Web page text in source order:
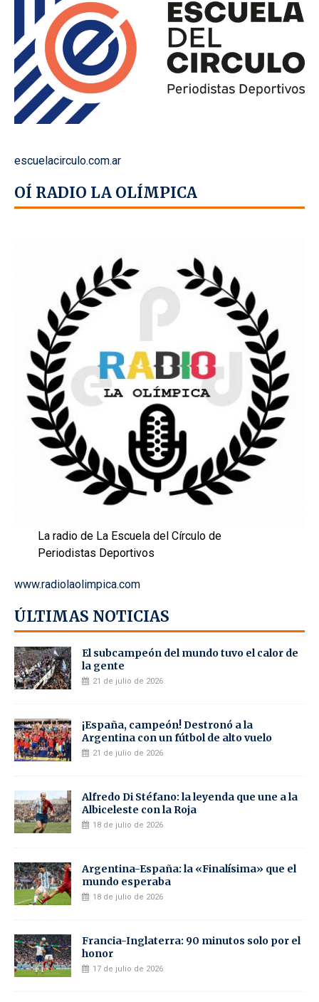
escuelacirculo.com.ar
OÍ RADIO LA OLÍMPICA
La radio de La Escuela del Círculo de
Periodistas Deportivos
www.radiolaolimpica.com
ÚLTIMAS NOTICIAS
El subcampeón del mundo tuvo el calor de
la gente
21 de julio de 2026
¡España, campeón! Destronó a la
Argentina con un fútbol de alto vuelo
21 de julio de 2026
Alfredo Di Stéfano: la leyenda que une a la
Albiceleste con la Roja
18 de julio de 2026
Argentina-España: la «Finalísima» que el
mundo esperaba
18 de julio de 2026
Francia-Inglaterra: 90 minutos solo por el
honor
17 de julio de 2026